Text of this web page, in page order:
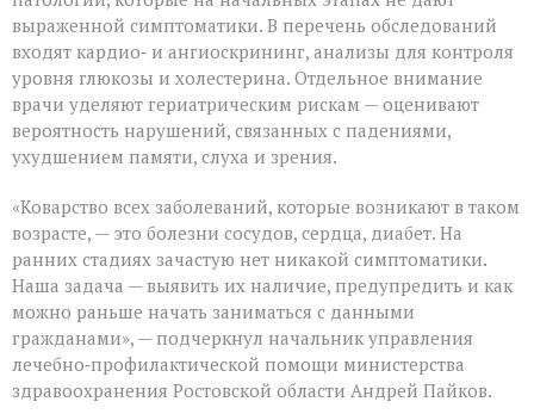
выраженной симптоматики. В перечень обследований
входят кардио‑ и ангиоскрининг, анализы для контроля
уровня глюкозы и холестерина. Отдельное внимание
врачи уделяют гериатрическим рискам — оценивают
вероятность нарушений, связанных с падениями,
ухудшением памяти, слуха и зрения.
«Коварство всех заболеваний, которые возникают в таком
возрасте, — это болезни сосудов, сердца, диабет. На
ранних стадиях зачастую нет никакой симптоматики.
Наша задача — выявить их наличие, предупредить и как
можно раньше начать заниматься с данными
гражданами», — подчеркнул начальник управления
лечебно‑профилактической помощи министерства
здравоохранения Ростовской области Андрей Пайков.